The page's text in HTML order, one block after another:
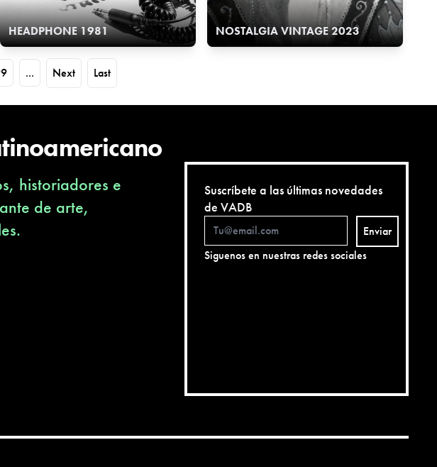
HEADPHONE 1981 NOSTALGIA VINTAGE 2023
... Next Last
historiadores e
de arte,
Suscríbete a las últimas novedades
de VADB
Enviar
Siguenos en nuestras redes sociales